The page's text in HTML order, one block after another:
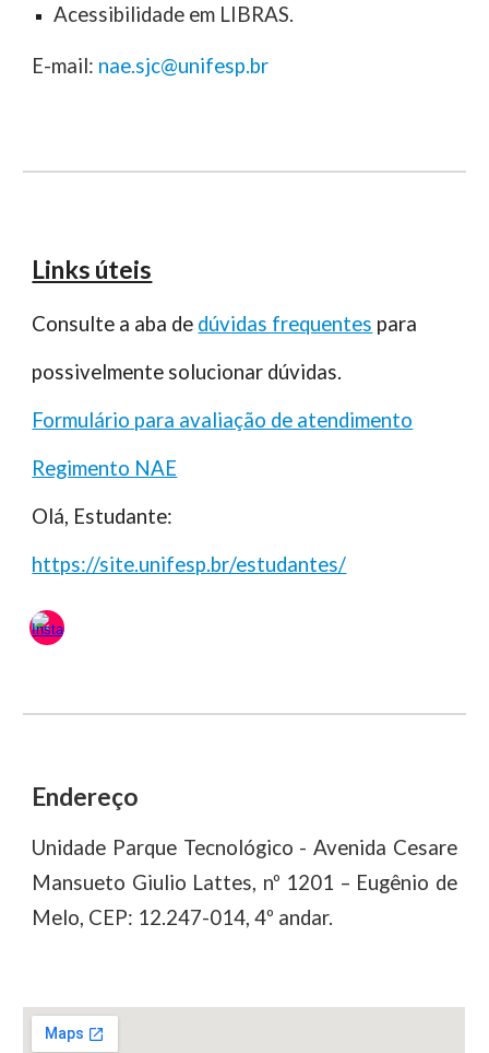
Acessibilidade em LIBRAS.
E-mail: nae.sjc@unifesp.br
Links úteis
Consulte a aba de dúvidas frequentes para
possivelmente solucionar dúvidas.
Formulário para avaliação de atendimento
Regimento NAE
Olá, Estudante:
https://site.unifesp.br/estudantes/
Endereço
Unidade Parque Tecnológico - Avenida Cesare
Mansueto Giulio Lattes, nº 1201 – Eugênio de
Melo, CEP: 12.247-014, 4º andar.